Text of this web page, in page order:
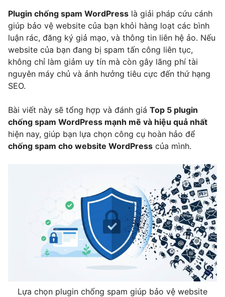
Plugin chống spam WordPress là giải pháp cứu cánh
giúp bảo vệ website của bạn khỏi hàng loạt các bình
luận rác, đăng ký giả mạo, và thông tin liên hệ ảo. Nếu
website của bạn đang bị spam tấn công liên tục,
không chỉ làm giảm uy tín mà còn gây lãng phí tài
nguyên máy chủ và ảnh hưởng tiêu cực đến thứ hạng
SEO.
Bài viết này sẽ tổng hợp và đánh giá Top 5 plugin
chống spam WordPress mạnh mẽ và hiệu quả nhất
hiện nay, giúp bạn lựa chọn công cụ hoàn hảo để
chống spam cho website WordPress của mình.
Lựa chọn plugin chống spam giúp bảo vệ website